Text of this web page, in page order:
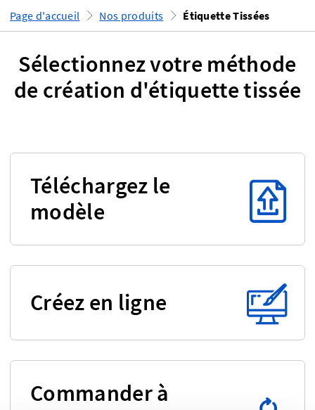
Page d'accueil Nos produits Étiquette Tissées
Sélectionnez votre méthode
de création d'étiquette tissée
Téléchargez le
modèle
Créez en ligne
Commander à